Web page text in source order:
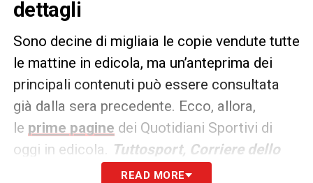
dettagli
Sono decine di migliaia le copie vendute tutte
le mattine in edicola, ma un’anteprima dei
principali contenuti può essere consultata
già dalla sera precedente. Ecco, allora,
le prime pagine dei Quotidiani Sportivi di
oggi in edicola.
Tuttosport, Corriere dello
Sport e La Gazzetta dello
READ MORE